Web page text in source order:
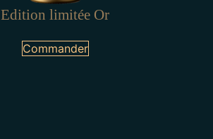
Edition limitée Or
Commander